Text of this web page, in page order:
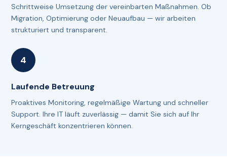
Schrittweise Umsetzung der vereinbarten Maßnahmen. Ob
Migration, Optimierung oder Neuaufbau — wir arbeiten
strukturiert und transparent.
Laufende Betreuung
Proaktives Monitoring, regelmäßige Wartung und schneller
Support. Ihre IT läuft zuverlässig — damit Sie sich auf Ihr
Kerngeschäft konzentrieren können.